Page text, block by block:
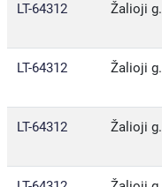
LT-64312 Žalioji g.
LT-64312 Žalioji g.
LT-64312 Žalioji g.